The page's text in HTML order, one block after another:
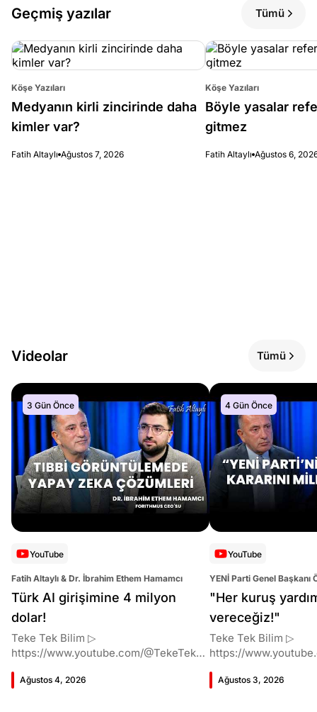
Geçmiş yazılar Tümü
Köşe Yazıları
Medyanın kirli zincirinde daha
kimler var?
Fatih Altaylı Ağustos 7, 2026
Köşe Yazıları
Böyle yasalar
gitmez
Fatih Altaylı Ağustos 6,
Videolar Tümü
3 Gün Önce
YouTube
Fatih Altaylı & Dr. İbrahim Ethem Hamamcı
Türk AI girişimine 4 milyon
dolar!
Teke Tek Bilim ▷
https://www.youtube.com/@TekeTekBil
Hamamcı kimdir ve akademik
Ağustos 4, 2026
4 Gün Önce
YouTube
YENİ Parti Genel Başkanı
Altaylı
"Her kuruş
vereceğiz!"
Teke Tek Bilim ▷
https://
Butlan kararı kimin
Ağustos 3, 2026